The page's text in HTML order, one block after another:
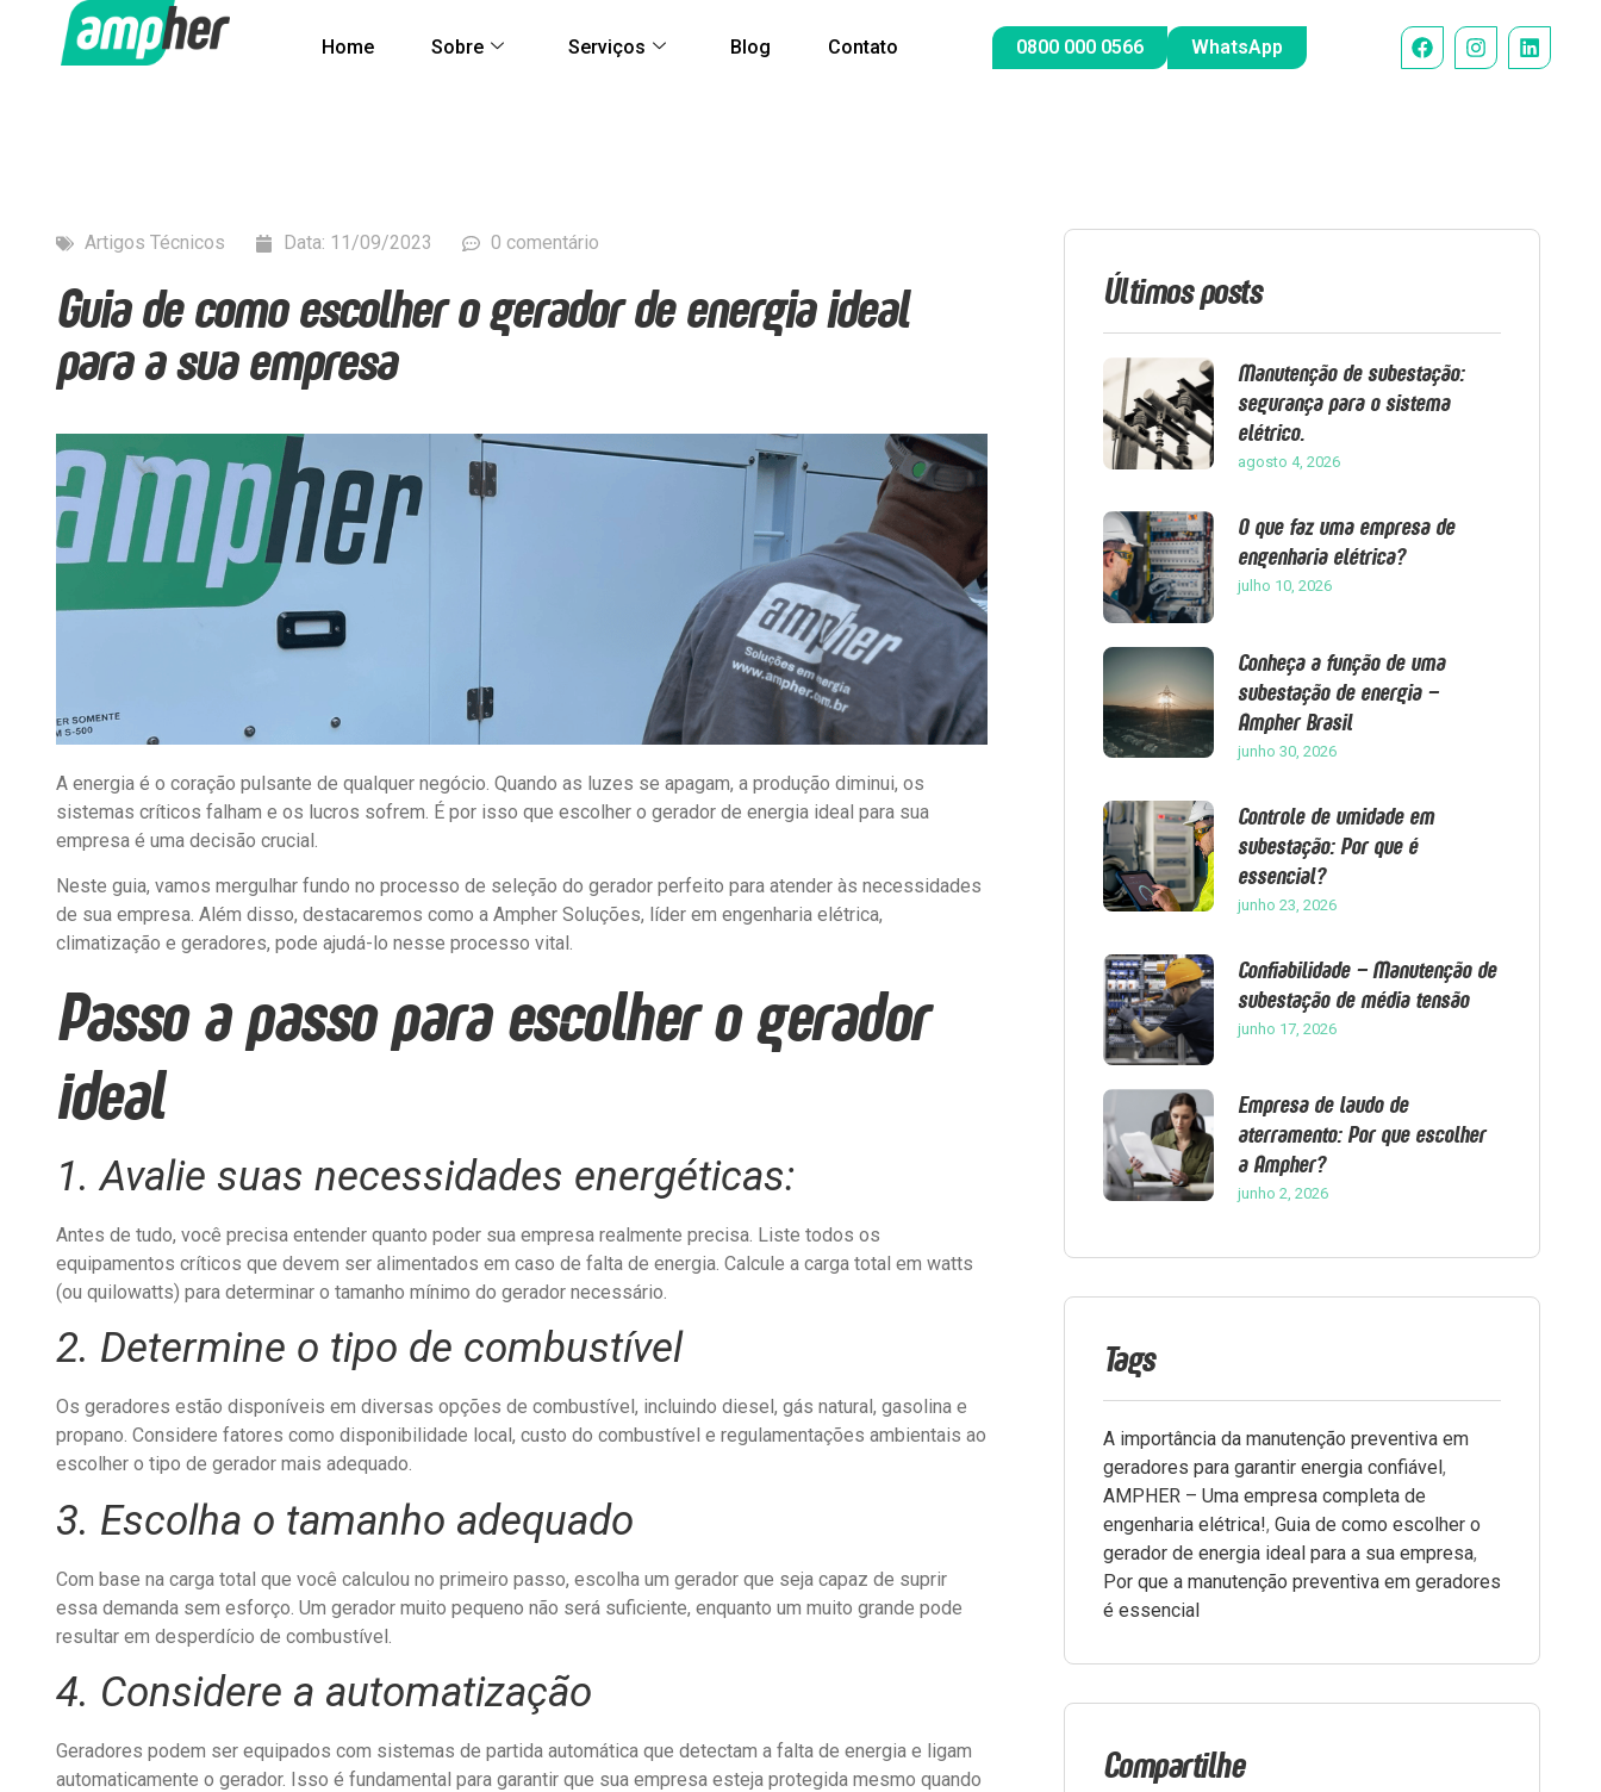
Home Sobre Serviços Blog Contato 0800 000 0566 WhatsApp
Artigos Técnicos Data: 11/09/2023 0 comentário
Guia de como escolher o gerador de energia ideal
para a sua empresa
A energia é o coração pulsante de qualquer negócio. Quando as luzes se apagam, a produção diminui, os
sistemas críticos falham e os lucros sofrem. É por isso que escolher o gerador de energia ideal para sua
empresa é uma decisão crucial.
Neste guia, vamos mergulhar fundo no processo de seleção do gerador perfeito para atender às necessidades
de sua empresa. Além disso, destacaremos como a Ampher Soluções, líder em engenharia elétrica,
climatização e geradores, pode ajudá-lo nesse processo vital.
Passo a passo para escolher o gerador
ideal
1. Avalie suas necessidades energéticas:
Antes de tudo, você precisa entender quanto poder sua empresa realmente precisa. Liste todos os
equipamentos críticos que devem ser alimentados em caso de falta de energia. Calcule a carga total em watts
(ou quilowatts) para determinar o tamanho mínimo do gerador necessário.
2. Determine o tipo de combustível
Os geradores estão disponíveis em diversas opções de combustível, incluindo diesel, gás natural, gasolina e
propano. Considere fatores como disponibilidade local, custo do combustível e regulamentações ambientais ao
escolher o tipo de gerador mais adequado.
3. Escolha o tamanho adequado
Com base na carga total que você calculou no primeiro passo, escolha um gerador que seja capaz de suprir
essa demanda sem esforço. Um gerador muito pequeno não será suficiente, enquanto um muito grande pode
resultar em desperdício de combustível.
4. Considere a automatização
Geradores podem ser equipados com sistemas de partida automática que detectam a falta de energia e ligam
automaticamente o gerador. Isso é fundamental para garantir que sua empresa esteja protegida mesmo quando
Últimos posts
Manutenção de subestação:
segurança para o sistema
elétrico.
agosto 4, 2026
O que faz uma empresa de
engenharia elétrica?
julho 10, 2026
Conheça a função de uma
subestação de energia –
Ampher Brasil
junho 30, 2026
Controle de umidade em
subestação: Por que é
essencial?
junho 23, 2026
Confiabilidade – Manutenção de
subestação de média tensão
junho 17, 2026
Empresa de laudo de
aterramento: Por que escolher
a Ampher?
junho 2, 2026
Tags
A importância da manutenção preventiva em
geradores para garantir energia confiável,
AMPHER – Uma empresa completa de
engenharia elétrica!, Guia de como escolher o
gerador de energia ideal para a sua empresa,
Por que a manutenção preventiva em geradores
é essencial
Compartilhe